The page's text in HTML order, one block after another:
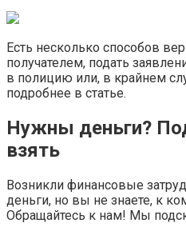
Есть несколько способов
получателем, подать
в полицию или, в крайнем
подробнее в статье.
Нужны деньги?
взять
Возникли финансовые
деньги, но вы не знаете, к
Обращайтесь к нам! Мы